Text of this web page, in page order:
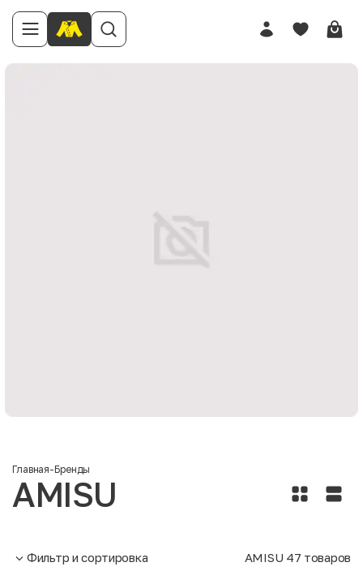
Главная-Бренды
AMISU
Фильтр и сортировка AMISU 47 товаров